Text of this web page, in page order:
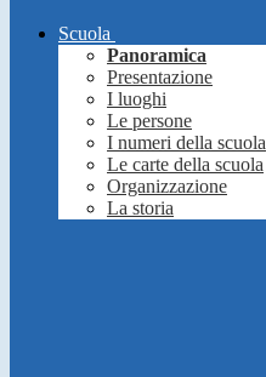
Scuola
Panoramica
Presentazione
I luoghi
Le persone
I numeri della scuola
Le carte della scuola
Organizzazione
La storia